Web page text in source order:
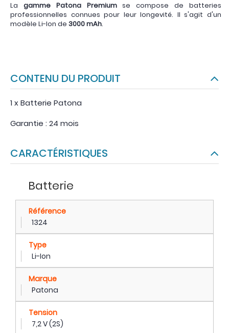
La gamme Patona Premiumse compose de batteries
professionnelles connues pour leur longevité. Il s'agit d'un
modèle Li-Ion de 3000 mAh.
CONTENU DU PRODUIT
1 x Batterie Patona
Garantie : 24 mois
CARACTÉRISTIQUES
Batterie
Référence
1324
Type
Li-Ion
Marque
Patona
Tension
7,2 V (2S)